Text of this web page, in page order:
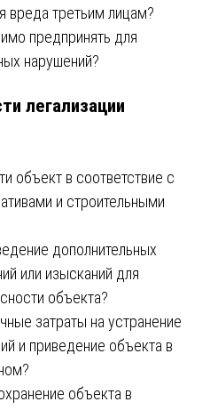
вреда третьим лицам?
предпринять для
нарушений?
легализации
объект в соответствие с
и строительными
дополнительных
или изысканий для
объекта?
затраты на устранение
и приведение объекта в
объекта в